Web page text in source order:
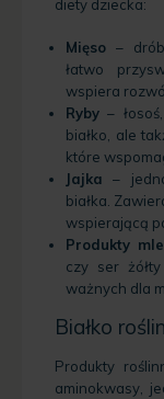
diety dziecka:
Mięso –
łatwo
wspiera
Ryby –
białko, ale
które
Jajka –
białka.
wspierającą
Produkty
czy ser
ważnych dla
Białko
Produkty
aminokwasy,